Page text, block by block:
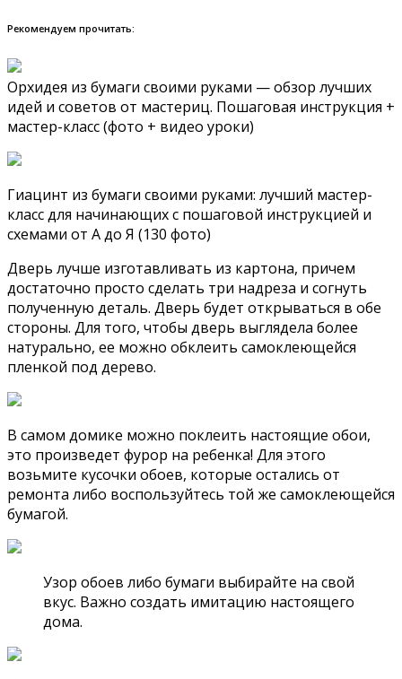
Рекомендуем прочитать:
Орхидея из бумаги своими руками — обзор лучших
идей и советов от мастериц. Пошаговая инструкция +
мастер-класс (фото + видео уроки)
Гиацинт из бумаги своими руками: лучший мастер-
класс для начинающих с пошаговой инструкцией и
схемами от А до Я (130 фото)
Дверь лучше изготавливать из картона, причем
достаточно просто сделать три надреза и согнуть
полученную деталь. Дверь будет открываться в обе
стороны. Для того, чтобы дверь выглядела более
натурально, ее можно обклеить самоклеющейся
пленкой под дерево.
В самом домике можно поклеить настоящие обои,
это произведет фурор на ребенка! Для этого
возьмите кусочки обоев, которые остались от
ремонта либо воспользуйтесь той же самоклеющейся
бумагой.
Узор обоев либо бумаги выбирайте на свой
вкус. Важно создать имитацию настоящего
дома.